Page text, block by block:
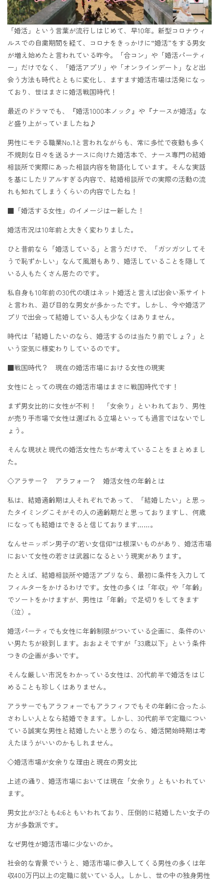
「婚活」という言葉が流行しはじめて、早10年。新型コロナウィ
ルスでの自粛期間を経て、コロナをきっかけに“婚活”をする男女
が増え始めたと言われている昨今。「合コン」や「婚活パーティ
ー」だけでなく、「婚活アプリ」や「オンラインデート」など出
会う方法も時代とともに変化し、ますます婚活市場は活発になっ
ており、世はまさに婚活戦国時代！
最近のドラマでも、『婚活1000本ノック』や『ナースが婚活』な
ど盛り上がっていましたね♪
男性にモテる職業No.1と言われながらも、常に多忙で夜勤も多く
不規則な日々を送るナースに向けた婚活本で、ナース専門の結婚
相談所で実際にあった相談内容を物語化しています。そんな実話
を基にしたリアルすぎる内容で、結婚相談所での実際の活動の流
れも知れてしまうくらいの内容でしたね！
■「婚活する女性」のイメージは一新した！
婚活市況は10年前と大きく変わりました。
ひと昔前なら「婚活している」と言うだけで、「ガツガツしてそ
うで恥ずかしい」なんて風潮もあり、婚活していることを隠して
いる人もたくさん居たのです。
私自身も10年前の30代の頃はネット婚活と言えば出会い系サイト
と言われ、遊び目的な男女が多かったです。しかし、今や婚活ア
プリで出会って結婚している人も少なくはありません。
時代は「結婚したいのなら、婚活するのは当たり前でしょ？」と
いう空気に様変わりしているのです。
■戦国時代？ 現在の婚活市場における女性の現実
女性にとっての現在の婚活市場はまさに戦国時代です！
まず男女比的に女性が不利！ 「女余り」といわれており、男性
が売り手市場で女性は選ばれる立場といっても過言ではないでし
ょう。
そんな現状と現代の婚活女性たちが考えていることをまとめまし
た。
◇アラサー？ アラフォー？ 婚活女性の年齢とは
私は、結婚適齢期は人それぞれであって、「結婚したい」と思っ
たタイミングこそがその人の適齢期だと思っておりますし、何歳
になっても結婚はできると信じております……。
なんせニッポン男子の‟若い女信仰“は根深いものがあり、婚活市場
において女性の若さは武器になるという現実があります。
たとえば、結婚相談所や婚活アプリなら、最初に条件を入力して
フィルターをかけるわけです。女性の多くは「年収」や「年齢」
でソートをかけますが、男性は「年齢」で足切りをしてきます
（泣）。
婚活パーティでも女性に年齢制限がついている企画に、条件のい
い男たちが殺到します。おおよそですが「33歳以下」という条件
つきの企画が多いです。
そんな厳しい市況をわかっている女性は、20代前半で婚活をはじ
めることも珍しくはありません。
アラサーでもアラフォーでもアラフィフでもその年齢に合ったふ
さわしい人となら結婚できます。しかし、30代前半で定職につい
ている誠実な男性と結婚したいと思うのなら、婚活開始時期は考
えたほうがいいのかもしれません。
◇婚活市場が女余りな理由と現在の男女比
上述の通り、婚活市場においては現在「女余り」ともいわれてい
ます。
男女比が3:7とも4:6ともいわれており、圧倒的に結婚したい女子の
方が多数派です。
なぜ男性が婚活市場に少ないのか。
社会的な背景でいうと、婚活市場に参入してくる男性の多くは年
収400万円以上の定職に就いている人。しかし、世の中の独身男性